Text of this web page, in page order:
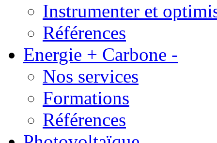
Instrumenter et
Références
Energie + Carbone -
Nos services
Formations
Références